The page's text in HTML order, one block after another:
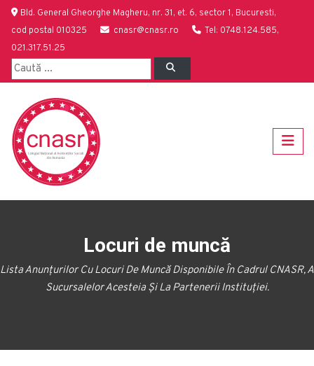
Bld. General Gheorghe Magheru, nr. 31, et. 6, sector 1, Bucuresti,
cod postal 010325
cnasr@cnasr.ro
Tel: 0748.124.585,
021.317.51.25
Locuri de muncă
Lista Anunțurilor Cu Locuri De Muncă Disponibile În Cadrul CNASR, A
Sucursalelor Acesteia Și La Partenerii Instituției.